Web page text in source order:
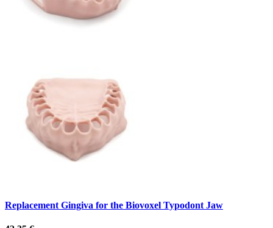
Replacement Gingiva for the Biovoxel Typodont Jaw